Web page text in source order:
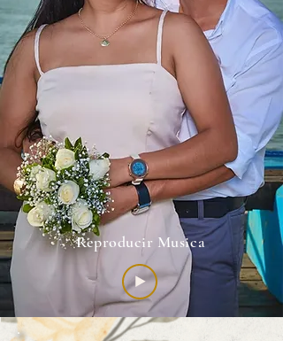
Reproducir Musica